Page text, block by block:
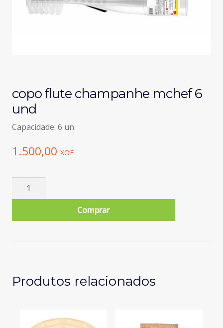
copo flute champanhe mchef 6
und
Capacidade: 6 un
1.500,00 XOF
Quantidade
flute
Comprar
Produtos relacionados